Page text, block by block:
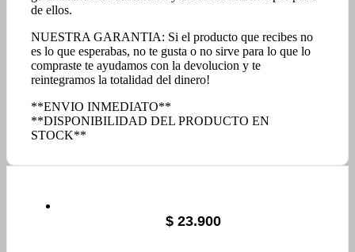
de ellos.
NUESTRA GARANTIA: Si el producto que recibes no
es lo que esperabas, no te gusta o no sirve para lo que lo
compraste te ayudamos con la devolucion y te
reintegramos la totalidad del dinero!
**ENVIO INMEDIATO**
**DISPONIBILIDAD DEL PRODUCTO EN
STOCK**
$ 23.900